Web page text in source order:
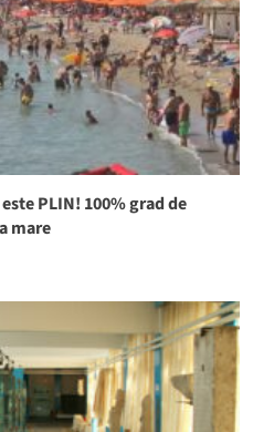
PLIN! 100% grad de
mare